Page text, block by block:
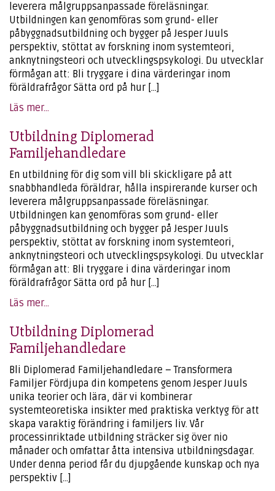
leverera målgruppsanpassade föreläsningar.
Utbildningen kan genomföras som grund- eller
påbyggnadsutbildning och bygger på Jesper Juuls
perspektiv, stöttat av forskning inom systemteori,
anknytningsteori och utvecklingspsykologi. Du utvecklar
förmågan att: Bli tryggare i dina värderingar inom
föräldrafrågor Sätta ord på hur […]
Läs mer...
Utbildning Diplomerad
Familjehandledare
En utbildning för dig som vill bli skickligare på att
snabbhandleda föräldrar, hålla inspirerande kurser och
leverera målgruppsanpassade föreläsningar.
Utbildningen kan genomföras som grund- eller
påbyggnadsutbildning och bygger på Jesper Juuls
perspektiv, stöttat av forskning inom systemteori,
anknytningsteori och utvecklingspsykologi. Du utvecklar
förmågan att: Bli tryggare i dina värderingar inom
föräldrafrågor Sätta ord på hur […]
Läs mer...
Utbildning Diplomerad
Familjehandledare
Bli Diplomerad Familjehandledare – Transformera
Familjer Fördjupa din kompetens genom Jesper Juuls
unika teorier och lära, där vi kombinerar
systemteoretiska insikter med praktiska verktyg för att
skapa varaktig förändring i familjers liv. Vår
processinriktade utbildning sträcker sig över nio
månader och omfattar åtta intensiva utbildningsdagar.
Under denna period får du djupgående kunskap och nya
perspektiv […]